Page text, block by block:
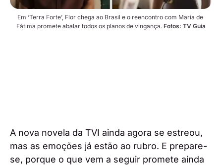
Em ‘Terra Forte’, Flor chega ao Brasil e o reencontro com Maria de
Fátima promete abalar todos os planos de vingança. Fotos: TV Guia
A nova novela da TVI ainda agora se estreou,
mas as emoções já estão ao rubro. E prepare-
se, porque o que vem a seguir promete ainda